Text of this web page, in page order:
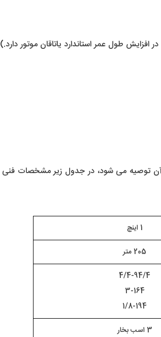
طول عمر استاندارد یاتاقان موتور دارد.)
توصیه می شود، در جدول زیر مشخصات فنی
1 اینچ
205 متر
4/4-94/4
3-164
1/8-194
3 اسب بخار